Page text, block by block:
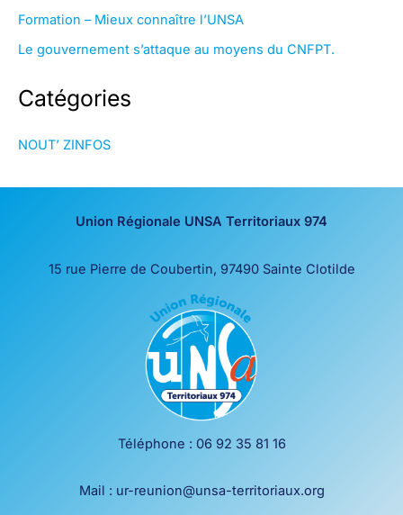
Formation – Mieux connaître l’UNSA
Le gouvernement s’attaque au moyens du CNFPT.
Catégories
NOUT’ ZINFOS
Union Régionale UNSA Territoriaux 974
15 rue Pierre de Coubertin, 97490 Sainte Clotilde
Téléphone : 06 92 35 81 16
Mail : ur-reunion@unsa-territoriaux.org